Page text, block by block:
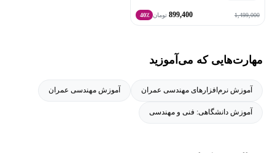
1,499,000
899,400 تومان 40٪
مهارت‌هایی که می‌آموزید
آموزش نرم‌افزارهای مهندسی عمران آموزش مهندسی عمران
آموزش دانشگاهی: فنی و مهندسی